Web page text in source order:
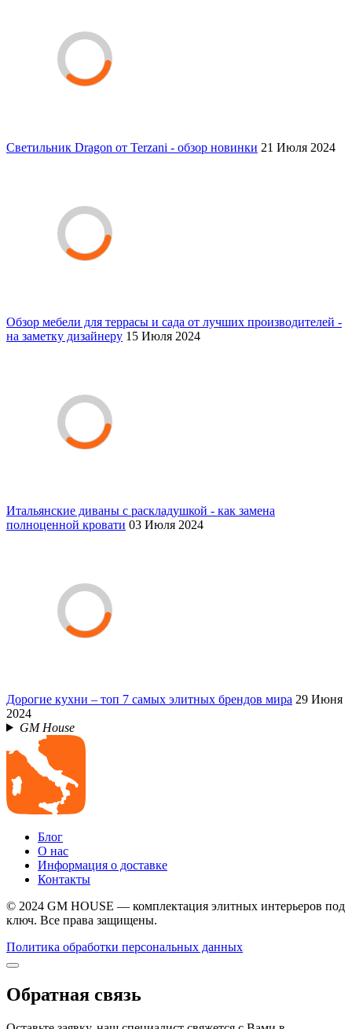
Светильник Dragon от Terzani - обзор новинки 21 Июля 2024
Обзор мебели для террасы и сада от лучших производителей -
на заметку дизайнеру 15 Июля 2024
Итальянские диваны с раскладушкой - как замена
полноценной кровати 03 Июля 2024
Дорогие кухни – топ 7 самых элитных брендов мира 29 Июня
2024
GM House
Блог
О нас
Информация о доставке
Контакты
© 2024 GM HOUSE — комплектация элитных интерьеров под
ключ. Все права защищены.
Политика обработки персональных данных
Обратная связь